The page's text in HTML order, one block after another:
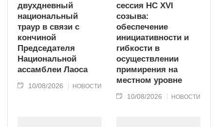
двухдневный
национальный
траур в связи с
кончиной
Председателя
Национальной
ассамблеи Лаоса
10/08/2026 НОВОСТИ
сессия НС XVI
созыва:
обеспечение
инициативности и
гибкости в
осуществлении
примирения на
местном уровне
10/08/2026 НОВОСТИ